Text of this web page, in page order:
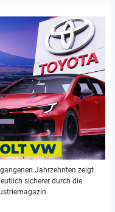
Jahrzehnten zeigt
sicherer durch die